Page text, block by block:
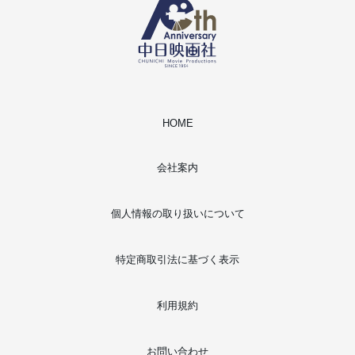
HOME
会社案内
個人情報の取り扱いについて
特定商取引法に基づく表示
利用規約
お問い合わせ